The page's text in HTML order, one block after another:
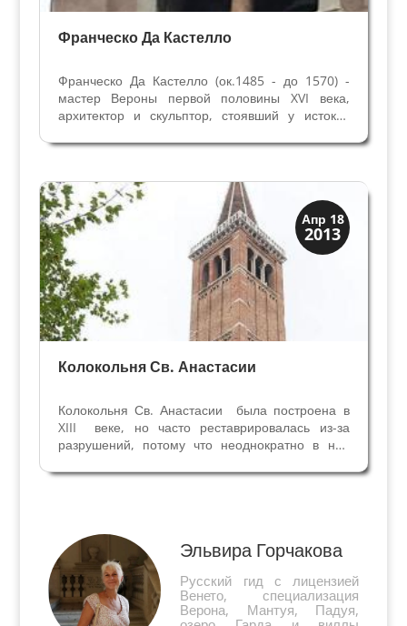
Франческо Да Кастелло
Франческо Да Кастелло (ок.1485 - до 1570) -
мастер Вероны первой половины XVI века,
архитектор и скульптор, стоявший у истоков
1517 года в Вероне продолжалось правление
двадцатилетие XVI...
Апр 18
2013
Скрытая Верона
Колокольня Св. Анастасии
Колокольня Св. Анастасии была построена в
XIII веке, но часто реставрировалась из-за
разрушений, потому что неоднократно в неё
колоколов в тональности До мажор, концерты
Эльвира Горчакова
Русский гид с лицензией
Венето, специализация
Верона, Мантуя, Падуя,